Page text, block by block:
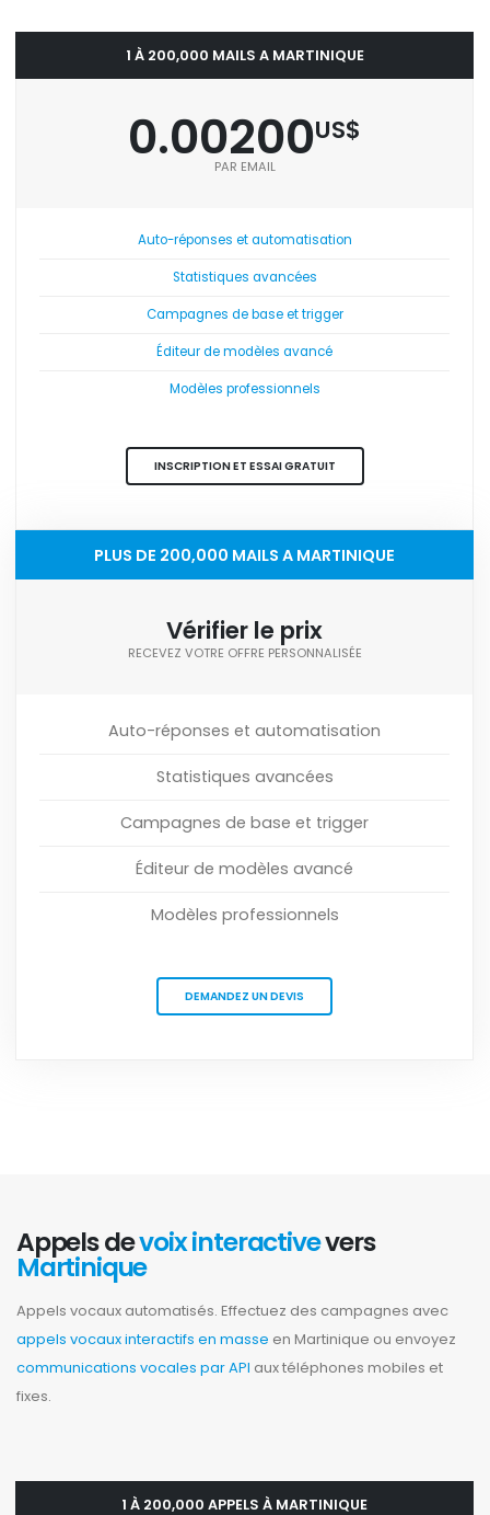
1 À 200,000 MAILS A MARTINIQUE
0.00200US$
PAR EMAIL
Auto-réponses et automatisation
Statistiques avancées
Campagnes de base et trigger
Éditeur de modèles avancé
Modèles professionnels
INSCRIPTION ET ESSAI GRATUIT
PLUS DE 200,000 MAILS A MARTINIQUE
Vérifier le prix
RECEVEZ VOTRE OFFRE PERSONNALISÉE
Auto-réponses et automatisation
Statistiques avancées
Campagnes de base et trigger
Éditeur de modèles avancé
Modèles professionnels
DEMANDEZ UN DEVIS
Appels devoix interactivevers
Martinique
Appels vocaux automatisés. Effectuez des campagnes avec
appels vocaux interactifs en masse en Martinique ou envoyez
communications vocales par API aux téléphones mobiles et
fixes.
1 À 200,000 APPELS À MARTINIQUE